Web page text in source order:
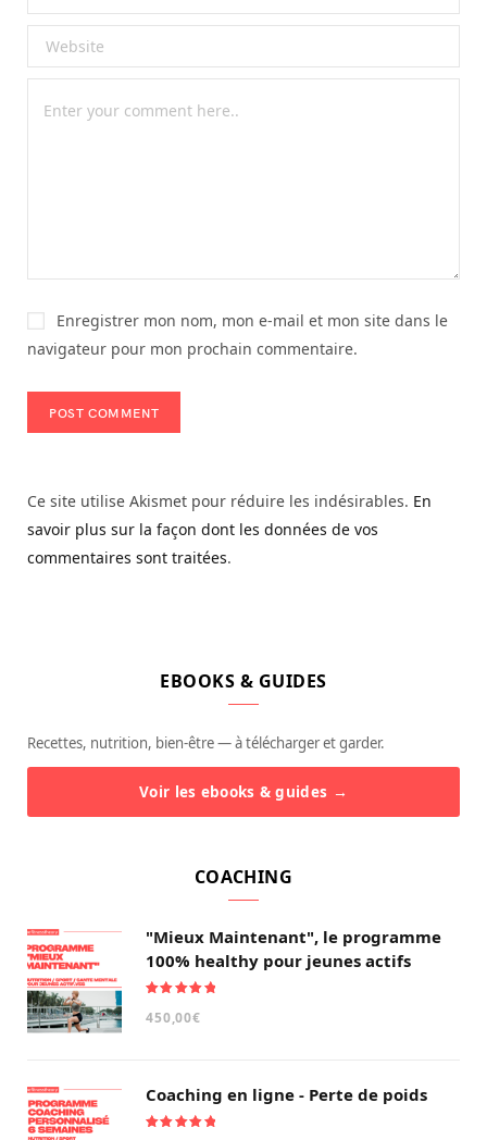
Enregistrer mon nom, mon e-mail et mon site dans le
navigateur pour mon prochain commentaire.
Ce site utilise Akismet pour réduire les indésirables. En
savoir plus sur la façon dont les données de vos
commentaires sont traitées.
EBOOKS & GUIDES
Recettes, nutrition, bien-être — à télécharger et garder.
Voir les ebooks & guides →
COACHING
"Mieux Maintenant", le programme
100% healthy pour jeunes actifs
sur 5
450,00€
Coaching en ligne - Perte de poids